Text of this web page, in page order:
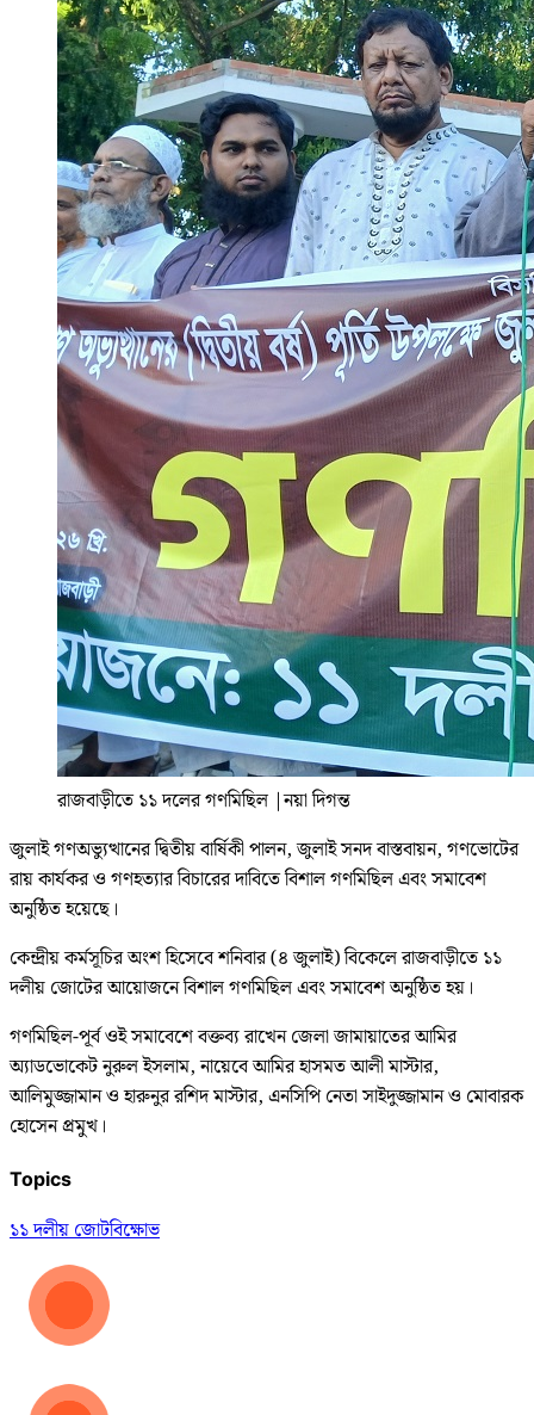
রাজবাড়ীতে ১১ দলের গণমিছিল |নয়া দিগন্ত
জুলাই গণঅভ্যুত্থানের দ্বিতীয় বার্ষিকী পালন, জুলাই সনদ বাস্তবায়ন, গণভোটের
রায় কার্যকর ও গণহত্যার বিচারের দাবিতে বিশাল গণমিছিল এবং সমাবেশ
অনুষ্ঠিত হয়েছে।
কেন্দ্রীয় কর্মসূচির অংশ হিসেবে শনিবার (৪ জুলাই) বিকেলে রাজবাড়ীতে ১১
দলীয় জোটের আয়োজনে বিশাল গণমিছিল এবং সমাবেশ অনুষ্ঠিত হয়।
গণমিছিল-পূর্ব ওই সমাবেশে বক্তব্য রাখেন জেলা জামায়াতের আমির
অ্যাডভোকেট নুরুল ইসলাম, নায়েবে আমির হাসমত আলী মাস্টার,
আলিমুজ্জামান ও হারুনুর রশিদ মাস্টার, এনসিপি নেতা সাইদুজ্জামান ও মোবারক
হোসেন প্রমুখ।
Topics
১১ দলীয় জোটবিক্ষোভ